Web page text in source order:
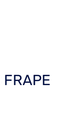
FRAPE